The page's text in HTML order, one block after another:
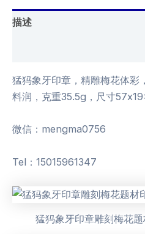
描述
猛犸象牙印章，精雕梅花体彩
料润，克重35.5g，尺寸
微信：mengma0756
Tel：15015961347
猛犸象牙印章雕刻梅花